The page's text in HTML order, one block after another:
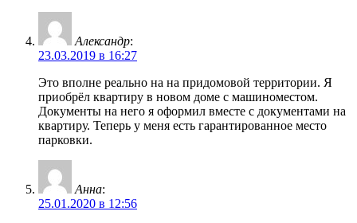
Александр:
23.03.2019 в 16:27
Это вполне реально на на придомовой территории. Я
приобрёл квартиру в новом доме с машиноместом.
Документы на него я оформил вместе с документами на
квартиру. Теперь у меня есть гарантированное место
парковки.
Анна:
25.01.2020 в 12:56